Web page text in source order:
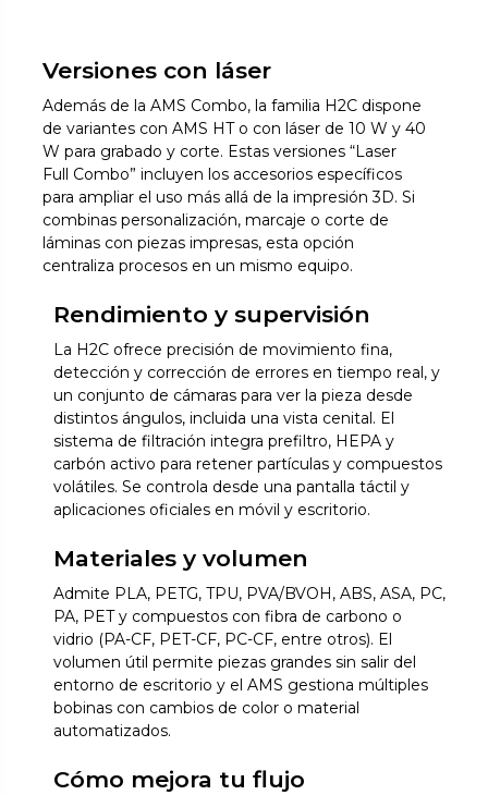
Versiones con láser
Además de la AMS Combo, la familia H2C dispone
de variantes con AMS HT o con láser de 10 W y 40
W para grabado y corte. Estas versiones “Laser
Full Combo” incluyen los accesorios específicos
para ampliar el uso más allá de la impresión 3D. Si
combinas personalización, marcaje o corte de
láminas con piezas impresas, esta opción
centraliza procesos en un mismo equipo.
Rendimiento y supervisión
La H2C ofrece precisión de movimiento fina,
detección y corrección de errores en tiempo real, y
un conjunto de cámaras para ver la pieza desde
distintos ángulos, incluida una vista cenital. El
sistema de filtración integra prefiltro, HEPA y
carbón activo para retener partículas y compuestos
volátiles. Se controla desde una pantalla táctil y
aplicaciones oficiales en móvil y escritorio.
Materiales y volumen
Admite PLA, PETG, TPU, PVA/BVOH, ABS, ASA, PC,
PA, PET y compuestos con fibra de carbono o
vidrio (PA-CF, PET-CF, PC-CF, entre otros). El
volumen útil permite piezas grandes sin salir del
entorno de escritorio y el AMS gestiona múltiples
bobinas con cambios de color o material
automatizados.
Cómo mejora tu flujo